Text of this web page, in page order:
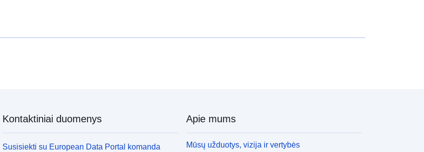
Kontaktiniai duomenys
Susisiekti su European Data Portal komanda
Apie mums
Mūsų užduotys, vizija ir vertybės